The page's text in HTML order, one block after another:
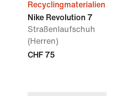
Recyclingmaterialien
Nike Revolution 7
Straßenlaufschuh
(Herren)
CHF 75